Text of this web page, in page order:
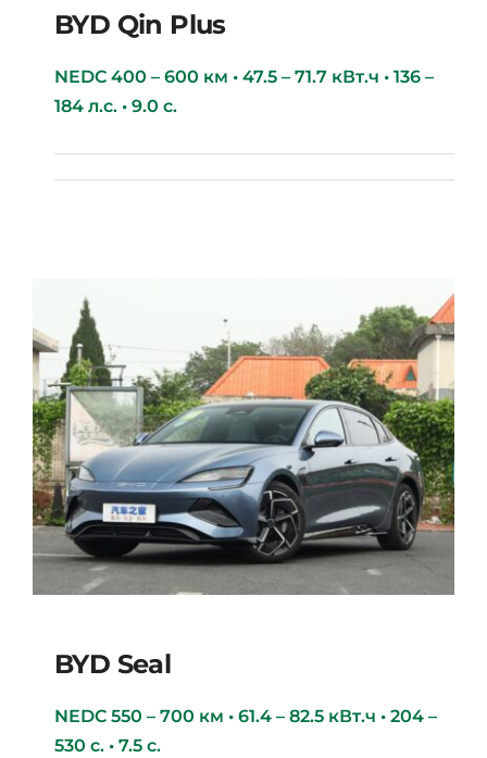
BYD Qin Plus
BYD Qin Plus
NEDC 400 – 600 км • 47.5 – 71.7 кВт.ч • 136 –
184 л.с. • 9.0 с.
BYD Seal
NEDC 550 – 700 км • 61.4 – 82.5 кВт.ч • 204 –
530 с. • 7.5 с.